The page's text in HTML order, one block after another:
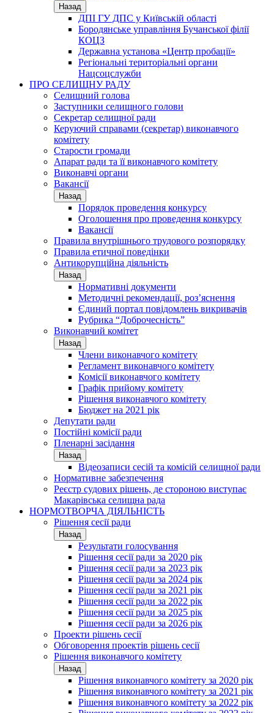
Назад
ДПІ ГУ ДПС у Київській області
Бородянське управління Бучанської філії
КОЦЗ
Державна установа «Центр пробації»
Регіональні територіальні органи
Нацсоцслужби
ПРО СЕЛИЩНУ РАДУ
Селищний голова
Заступники селищного голови
Секретар селищної ради
Керуючий справами (секретар) виконавчого
комітету
Старости громади
Апарат ради та її виконавчого комітету
Виконавчі органи
Вакансії
Назад
Порядок проведення конкурсу
Оголошення про проведення конкурсу
Вакансії
Правила внутрішнього трудового розпорядку
Правила етичної поведінки
Антикорупційна діяльність
Назад
Нормативні документи
Методичні рекомендації, роз’яснення
Єдиний портал повідомлень викривачів
Рубрика “Доброчесність”
Виконавчий комітет
Назад
Члени виконавчого комітету
Регламент виконавчого комітету
Комісії виконавчого комітету
Графік прийому комітету
Рішення виконавчого комітету
Бюджет на 2021 рік
Депутати ради
Постійні комісії ради
Пленарні засідання
Назад
Відеозаписи сесій та комісій селищної ради
Нормативне забезпечення
Реєстр судових рішень, де стороною виступає
Макарівська селищна рада
НОРМОТВОРЧА ДІЯЛЬНІСТЬ
Рішення сесії ради
Назад
Результати голосування
Рішення сесії ради за 2020 рік
Рішення сесії ради за 2023 рік
Рішення сесії ради за 2024 рік
Рішення сесії ради за 2021 рік
Рішення сесії ради за 2022 рік
Рішення сесії ради за 2025 рік
Рішення сесії ради за 2026 рік
Проекти рішень сесії
Обговорення проектів рішень сесії
Рішення виконавчого комітету
Назад
Рішення виконавчого комітету за 2020 рік
Рішення виконавчого комітету за 2021 рік
Рішення виконавчого комітету за 2022 рік